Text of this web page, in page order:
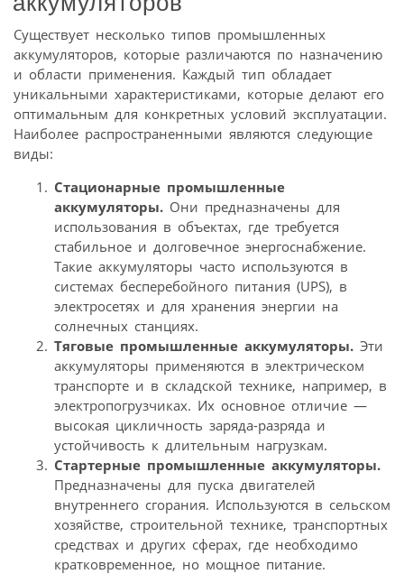
Существует несколько типов промышленных
аккумуляторов, которые различаются по назначению
и области применения. Каждый тип обладает
уникальными характеристиками, которые делают его
оптимальным для конкретных условий эксплуатации.
Наиболее распространенными являются следующие
виды:
Стационарные промышленные
аккумуляторы. Они предназначены для
использования в объектах, где требуется
стабильное и долговечное энергоснабжение.
Такие аккумуляторы часто используются в
системах бесперебойного питания (UPS), в
электросетях и для хранения энергии на
солнечных станциях.
Тяговые промышленные аккумуляторы. Эти
аккумуляторы применяются в электрическом
транспорте и в складской технике, например, в
электропогрузчиках. Их основное отличие —
высокая цикличность заряда-разряда и
устойчивость к длительным нагрузкам.
Стартерные промышленные аккумуляторы.
Предназначены для пуска двигателей
внутреннего сгорания. Используются в сельском
хозяйстве, строительной технике, транспортных
средствах и других сферах, где необходимо
кратковременное, но мощное питание.